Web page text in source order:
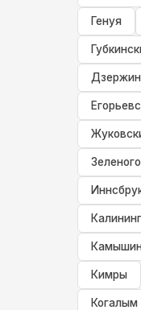
Генуя
Кимры
Когалым